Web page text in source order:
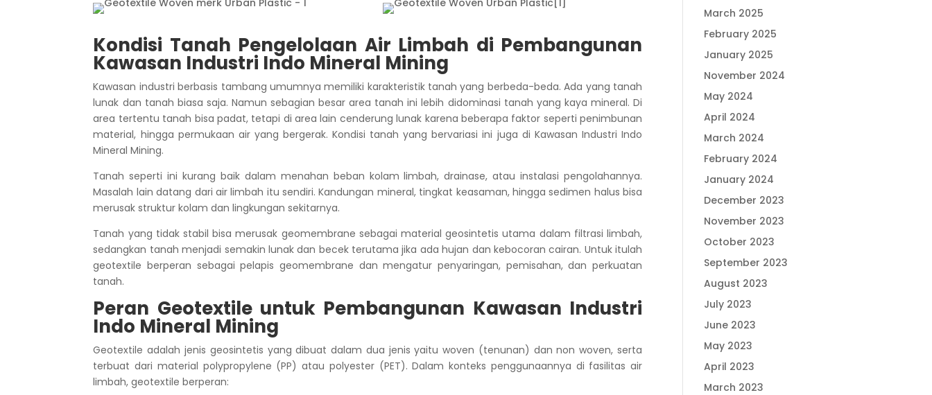
Kondisi Tanah Pengelolaan Air Limbah di Pembangunan
Kawasan Industri Indo Mineral Mining
Kawasan industri berbasis tambang umumnya memiliki karakteristik tanah yang berbeda-beda. Ada yang tanah
lunak dan tanah biasa saja. Namun sebagian besar area tanah ini lebih didominasi tanah yang kaya mineral.Di
area tertentu tanah bisa padat, tetapi di area lain cenderung lunak karena beberapa faktor seperti penimbunan
material, hingga permukaan air yang bergerak. Kondisi tanah yang bervariasi ini juga di Kawasan Industri Indo
Mineral Mining.
Tanah seperti ini kurang baik dalam menahan beban kolam limbah, drainase, atau instalasi pengolahannya.
Masalah lain datang dari air limbah itu sendiri. Kandungan mineral, tingkat keasaman, hingga sedimen halus bisa
merusak struktur kolam dan lingkungan sekitarnya.
Tanah yang tidak stabil bisa merusak geomembrane sebagai material geosintetis utama dalam filtrasi limbah,
sedangkan tanah menjadi semakin lunak dan becek terutama jika ada hujan dan kebocoran cairan. Untuk itulah
geotextile berperan sebagai pelapis geomembrane dan mengatur penyaringan, pemisahan, dan perkuatan
tanah.
Peran Geotextile untuk Pembangunan Kawasan Industri
Indo Mineral Mining
Geotextile adalah jenis geosintetis yang dibuat dalam dua jenis yaitu woven (tenunan) dan non woven, serta
terbuat dari material polypropylene (PP) atau polyester (PET).Dalam konteks penggunaannya di fasilitas air
limbah, geotextile berperan:
March 2025
February 2025
January 2025
November 2024
May 2024
April 2024
March 2024
February 2024
January 2024
December 2023
November 2023
October 2023
September 2023
August 2023
July 2023
June 2023
May 2023
April 2023
March 2023